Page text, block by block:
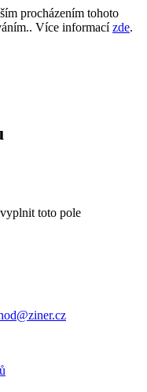
procházením tohoto
Více informacízde.
toto pole